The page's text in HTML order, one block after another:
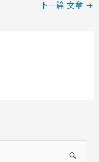
下一篇 文章 →